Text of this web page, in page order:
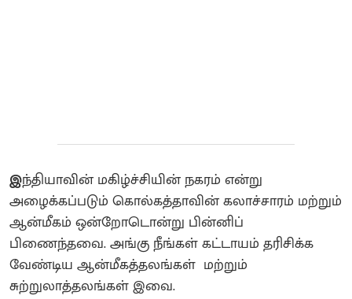
இந்தியாவின் மகிழ்ச்சியின் நகரம் என்று
அழைக்கப்படும் கொல்கத்தாவின் கலாச்சாரம் மற்றும்
ஆன்மீகம் ஒன்றோடொன்று பின்னிப்
பிணைந்தவை. அங்கு நீங்கள் கட்டாயம் தரிசிக்க
வேண்டிய ஆன்மீகத்தலங்கள் மற்றும்
சுற்றுலாத்தலங்கள் இவை.